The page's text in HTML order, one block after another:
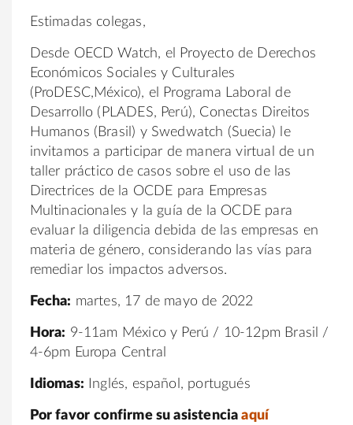
Estimadas colegas,
Desde OECD Watch, el Proyecto de Derechos
Económicos Sociales y Culturales
(ProDESC,México), el Programa Laboral de
Desarrollo (PLADES, Perú), Conectas Direitos
Humanos (Brasil) y Swedwatch (Suecia) le
invitamos a participar de manera virtual de un
taller práctico de casos sobre el uso de las
Directrices de la OCDE para Empresas
Multinacionales y la guía de la OCDE para
evaluar la diligencia debida de las empresas en
materia de género, considerando las vías para
remediar los impactos adversos.
Fecha: martes, 17 de mayo de 2022
Hora: 9-11am México y Perú / 10-12pm Brasil /
4-6pm Europa Central
Idiomas: Inglés, español, portugués
Por favor confirme su asistenciaaquí